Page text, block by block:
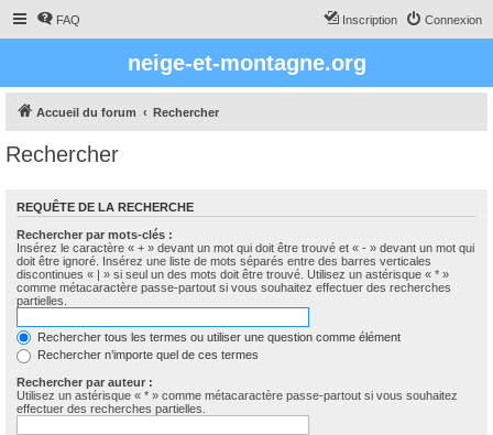
FAQ Connexion
Inscription
neige-et-montagne.org
Accueil du forum Rechercher
Rechercher
REQUÊTE DE LA RECHERCHE
Rechercher par mots-clés :
Insérez le caractère « + » devant un mot qui doit être trouvé et « - » devant un mot qui
doit être ignoré. Insérez une liste de mots séparés entre des barres verticales
discontinues « | » si seul un des mots doit être trouvé. Utilisez un astérisque « * »
comme métacaractère passe-partout si vous souhaitez effectuer des recherches
partielles.
Rechercher tous les termes ou utiliser une question comme élément
Rechercher n’importe quel de ces termes
Rechercher par auteur :
Utilisez un astérisque « * » comme métacaractère passe-partout si vous souhaitez
effectuer des recherches partielles.